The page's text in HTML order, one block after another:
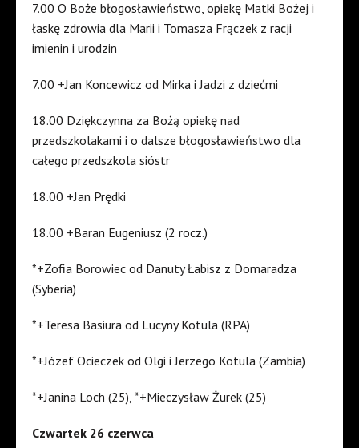
7.00 O Boże błogosławieństwo, opiekę Matki Bożej i
łaskę zdrowia dla Marii i Tomasza Frączek z racji
imienin i urodzin
7.00 +Jan Koncewicz od Mirka i Jadzi z dziećmi
18.00 Dziękczynna za Bożą opiekę nad
przedszkolakami i o dalsze błogosławieństwo dla
całego przedszkola sióstr
18.00 +Jan Prędki
18.00 +Baran Eugeniusz (2 rocz.)
*+Zofia Borowiec od Danuty Łabisz z Domaradza
(Syberia)
*+Teresa Basiura od Lucyny Kotula (RPA)
*+Józef Ocieczek od Olgi i Jerzego Kotula (Zambia)
*+Janina Loch (25), *+Mieczysław Żurek (25)
Czwartek 26 czerwca